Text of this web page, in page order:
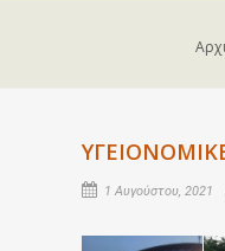
1 Αυγούστου, 2021